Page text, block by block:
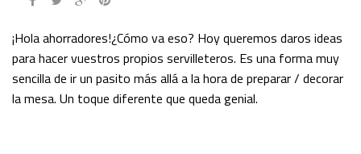
¡Hola ahorradores!¿Cómo va eso? Hoy queremos daros ideas
para hacer vuestros propios servilleteros. Es una forma muy
sencilla de ir un pasito más allá a la hora de preparar / decorar
la mesa. Un toque diferente que queda genial.